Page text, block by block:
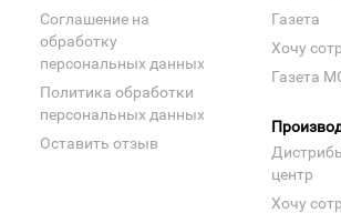
Соглашение на
обработку
персональных данных
Политика обработки
персональных данных
Оставить отзыв
Газета
Хочу
Газета
центр
Хочу